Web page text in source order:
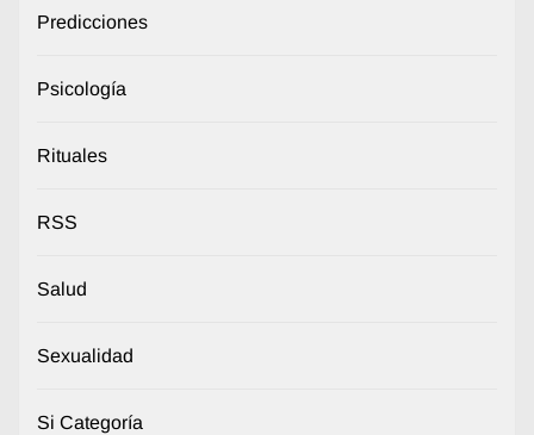
Predicciones
Psicología
Rituales
RSS
Salud
Sexualidad
Si Categoría